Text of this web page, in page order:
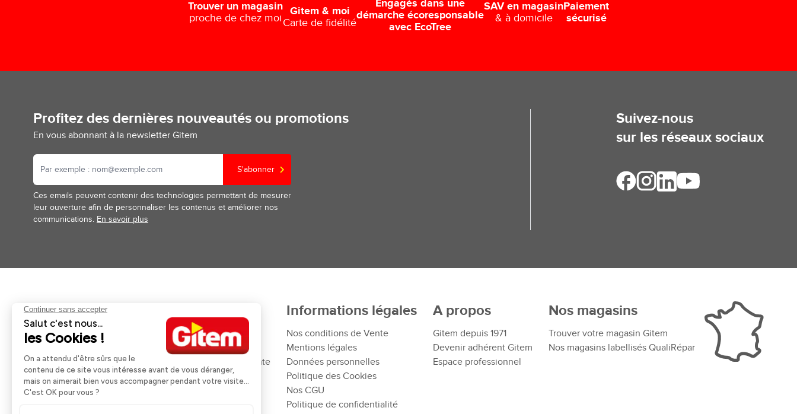
Trouver un magasin
proche de chez moi
Gitem & moi
Carte de fidélité
Engagés dans une
démarche écoresponsable
avec EcoTree
SAV en magasin
& à domicile
Paiement
sécurisé
Profitez des dernières nouveautés ou promotions
En vous abonnant à la newsletter Gitem
S'abonner
Ces emails peuvent contenir des technologies permettant de mesurer
leur ouverture afin de personnaliser les contenus et améliorer nos
communications. En savoir plus
Suivez-nous
sur les réseaux sociaux
Aides et informations
Retour et remboursement
Nos guides d'achat
Livraison et retrait
Rappels Produits
Pose et services
Financement
Service Après Vente
Informations légales
Nos conditions de Vente
Mentions légales
Données personnelles
Politique des Cookies
Nos CGU
Politique de confidentialité
A propos
Gitem depuis 1971
Devenir adhérent Gitem
Espace professionnel
Nos magasins
Trouver votre magasin Gitem
Nos magasins labellisés QualiRépar